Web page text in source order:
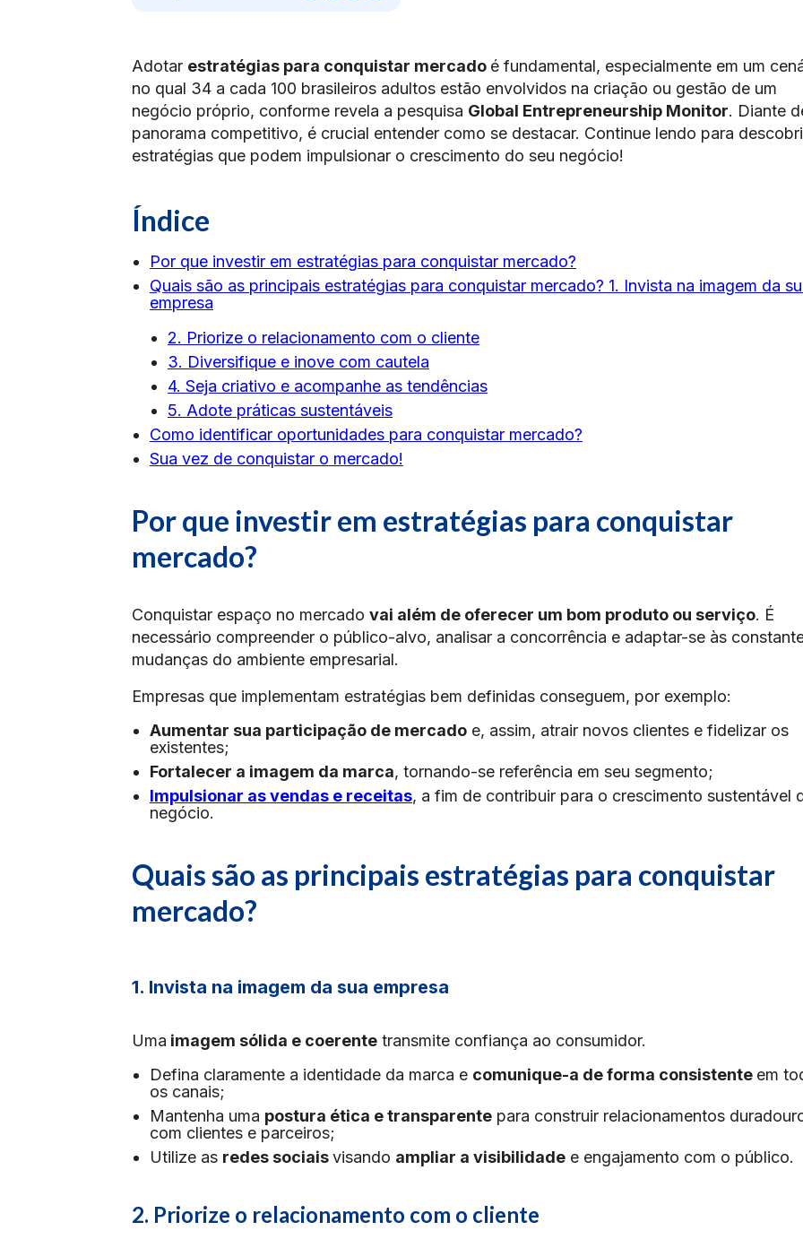
Adotar estratégias para conquistar mercado é fundamental, especialmente em um
no qual 34 a cada 100 brasileiros adultos estão envolvidos na criação ou gestão de um
negócio próprio, conforme revela a pesquisa Global Entrepreneurship Monitor. Diante
panorama competitivo, é crucial entender como se destacar. Continue lendo para
estratégias que podem impulsionar o crescimento do seu negócio!
Índice
Por que investir em estratégias para conquistar mercado?
Quais são as principais estratégias para conquistar mercado? 1. Invista na imagem da
empresa
2. Priorize o relacionamento com o cliente
3. Diversifique e inove com cautela
4. Seja criativo e acompanhe as tendências
5. Adote práticas sustentáveis
Como identificar oportunidades para conquistar mercado?
Sua vez de conquistar o mercado!
Por que investir em estratégias para conquistar
mercado?
Conquistar espaço no mercado vai além de oferecer um bom produto ou serviço. É
necessário compreender o público-alvo, analisar a concorrência e adaptar-se às
mudanças do ambiente empresarial.
Empresas que implementam estratégias bem definidas conseguem, por exemplo:​
Aumentar sua participação de mercado e, assim, atrair novos clientes e fidelizar os
existentes;
Fortalecer a imagem da marca, tornando-se referência em seu segmento;
Impulsionar as vendas e receitas, a fim de contribuir para o crescimento sustentável
negócio.​
Quais são as principais estratégias para conquistar
mercado?
1. Invista na imagem da sua empresa
Uma imagem sólida e coerente transmite confiança ao consumidor.
Defina claramente a identidade da marca e comunique-a de forma consistente em
os canais;
Mantenha uma postura ética e transparente para construir relacionamentos
com clientes e parceiros;
Utilize as redes sociaisvisando ampliar a visibilidade e engajamento com o público.​
2. Priorize o relacionamento com o cliente